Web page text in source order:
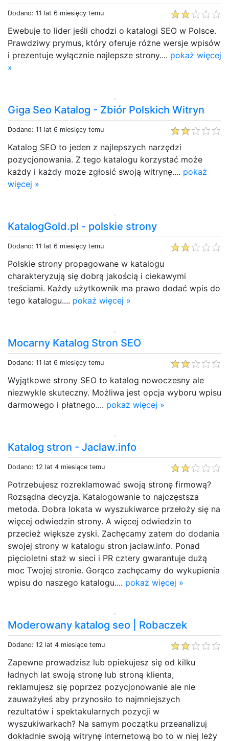
Dodano: 11 lat 6 miesięcy temu
Ewebuje to lider jeśli chodzi o katalogi SEO w Polsce.
Prawdziwy prymus, który oferuje różne wersje wpisów
i prezentuje wyłącznie najlepsze strony.... pokaż więcej
»
Giga Seo Katalog - Zbiór Polskich Witryn
Dodano: 11 lat 6 miesięcy temu
Katalog SEO to jeden z najlepszych narzędzi
pozycjonowania. Z tego katalogu korzystać może
każdy i każdy może zgłosić swoją witrynę.... pokaż
więcej »
KatalogGold.pl - polskie strony
Dodano: 11 lat 6 miesięcy temu
Polskie strony propagowane w katalogu
charakteryzują się dobrą jakością i ciekawymi
treściami. Każdy użytkownik ma prawo dodać wpis do
tego katalogu.... pokaż więcej »
Mocarny Katalog Stron SEO
Dodano: 11 lat 6 miesięcy temu
Wyjątkowe strony SEO to katalog nowoczesny ale
niezwykle skuteczny. Możliwa jest opcja wyboru wpisu
darmowego i płatnego.... pokaż więcej »
Katalog stron - Jaclaw.info
Dodano: 12 lat 4 miesiące temu
Potrzebujesz rozreklamować swoją stronę firmową?
Rozsądna decyzja. Katalogowanie to najczęstsza
metoda. Dobra lokata w wyszukiwarce przełoży się na
więcej odwiedzin strony. A więcej odwiedzin to
przecież większe zyski. Zachęcamy zatem do dodania
swojej strony w katalogu stron jaclaw.info. Ponad
pięcioletni staż w sieci i PR cztery gwarantuje dużą
moc Twojej stronie. Gorąco zachęcamy do wykupienia
wpisu do naszego katalogu.... pokaż więcej »
Moderowany katalog seo | Robaczek
Dodano: 12 lat 4 miesiące temu
Zapewne prowadzisz lub opiekujesz się od kilku
ładnych lat swoją stronę lub stroną klienta,
reklamujesz się poprzez pozycjonowanie ale nie
zauważyłeś aby przynosiło to najmniejszych
rezultatów i spektakularnych pozycji w
wyszukiwarkach? Na samym początku przeanalizuj
dokładnie swoją witrynę internetową bo to w niej leży